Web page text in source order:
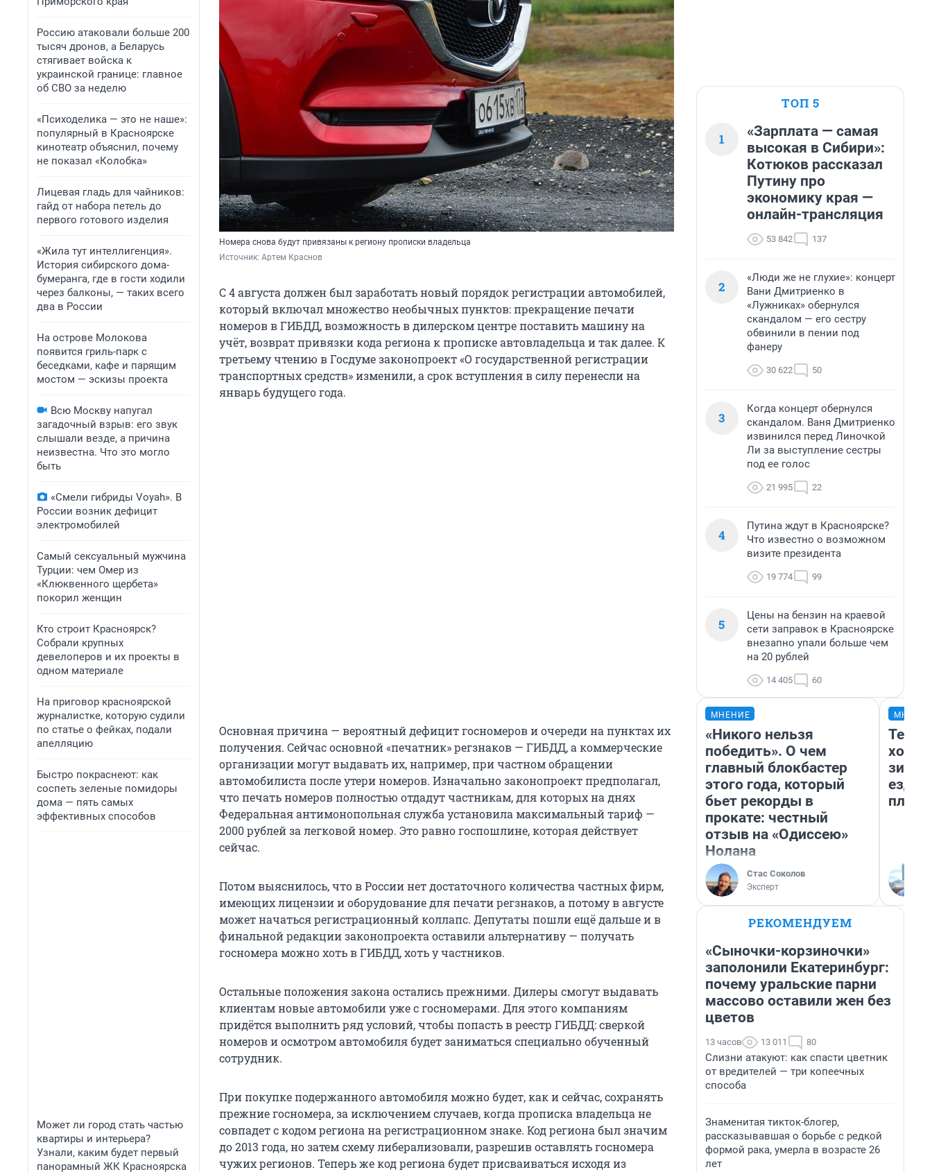
Россию атаковали больше 200
тысяч дронов, а Беларусь
стягивает войска к
украинской границе: главное
об СВО за неделю
«Психоделика — это не наше»:
популярный в Красноярске
кинотеатр объяснил, почему
не показал «Колобка»
Лицевая гладь для чайников:
гайд от набора петель до
первого готового изделия
«Жила тут интеллигенция».
История сибирского дома-
бумеранга, где в гости ходили
через балконы, — таких всего
два в России
На острове Молокова
появится гриль-парк с
беседками, кафе и парящим
мостом — эскизы проекта
Всю Москву напугал
загадочный взрыв: его звук
слышали везде, а причина
неизвестна. Что это могло
быть
«Смели гибриды Voyah». В
России возник дефицит
электромобилей
Самый сексуальный мужчина
Турции: чем Омер из
«Клюквенного щербета»
покорил женщин
Кто строит Красноярск?
Собрали крупных
девелоперов и их проекты в
одном материале
На приговор красноярской
журналистке, которую судили
по статье о фейках, подали
апелляцию
Быстро покраснеют: как
соспеть зеленые помидоры
дома — пять самых
эффективных способов
Может ли город стать частью
квартиры и интерьера?
Узнали, каким будет первый
панорамный ЖК Красноярска
Номера снова будут привязаны к региону прописки владельца
Источник: Артем Краснов
С 4 августа должен был заработать новый порядок регистрации автомобилей,
который включал множество необычных пунктов: прекращение печати
номеров в ГИБДД, возможность в дилерском центре поставить машину на
учёт, возврат привязки кода региона к прописке автовладельца и так далее. К
третьему чтению в Госдуме законопроект «О государственной регистрации
транспортных средств» изменили, а срок вступления в силу перенесли на
январь будущего года.
Основная причина — вероятный дефицит госномеров и очереди на пунктах их
получения. Сейчас основной «печатник» регзнаков — ГИБДД, а коммерческие
организации могут выдавать их, например, при частном обращении
автомобилиста после утери номеров. Изначально законопроект предполагал,
что печать номеров полностью отдадут частникам, для которых на днях
Федеральная антимонопольная служба установила максимальный тариф —
2000 рублей за легковой номер. Это равно госпошлине, которая действует
сейчас.
Потом выяснилось, что в России нет достаточного количества частных фирм,
имеющих лицензии и оборудование для печати регзнаков, а потому в августе
может начаться регистрационный коллапс. Депутаты пошли ещё дальше и в
финальной редакции законопроекта оставили альтернативу — получать
госномера можно хоть в ГИБДД, хоть у частников.
Остальные положения закона остались прежними. Дилеры смогут выдавать
клиентам новые автомобили уже с госномерами. Для этого компаниям
придётся выполнить ряд условий, чтобы попасть в реестр ГИБДД: сверкой
номеров и осмотром автомобиля будет заниматься специально обученный
сотрудник.
При покупке подержанного автомобиля можно будет, как и сейчас, сохранять
прежние госномера, за исключением случаев, когда прописка владельца не
совпадет с кодом региона на регистрационном знаке. Код региона был значим
до 2013 года, но затем схему либерализовали, разрешив оставлять госномера
чужих регионов. Теперь же код региона будет присваиваться исходя из
ТОП 5
1
«Зарплата — самая
высокая в Сибири»:
Котюков рассказал
Путину про
экономику края —
онлайн-трансляция
53 842 137
2
«Люди же не глухие»: концерт
Вани Дмитриенко в
«Лужниках» обернулся
скандалом — его сестру
обвинили в пении под
фанеру
30 622 50
3
Когда концерт обернулся
скандалом. Ваня Дмитриенко
извинился перед Линочкой
Ли за выступление сестры
под ее голос
21 995 22
4
Путина ждут в Красноярске?
Что известно о возможном
визите президента
19 774 99
5
Цены на бензин на краевой
сети заправок в Красноярске
внезапно упали больше чем
на 20 рублей
14 405 60
МНЕНИЕ
«Никого нельзя
победить». О чем
главный блокбастер
этого года, который
бьет рекорды в
прокате: честный
отзыв на «Одиссею»
Нолана
Стас Соколов
Эксперт
ездит
РЕКОМЕНДУЕМ
«Сыночки-корзиночки»
заполонили Екатеринбург:
почему уральские парни
массово оставили жен без
цветов
13 часов 13 011 80
Слизни атакуют: как спасти цветник
от вредителей — три копеечных
способа
Знаменитая тикток-блогер,
рассказывавшая о борьбе с редкой
формой рака, умерла в возрасте 26
лет